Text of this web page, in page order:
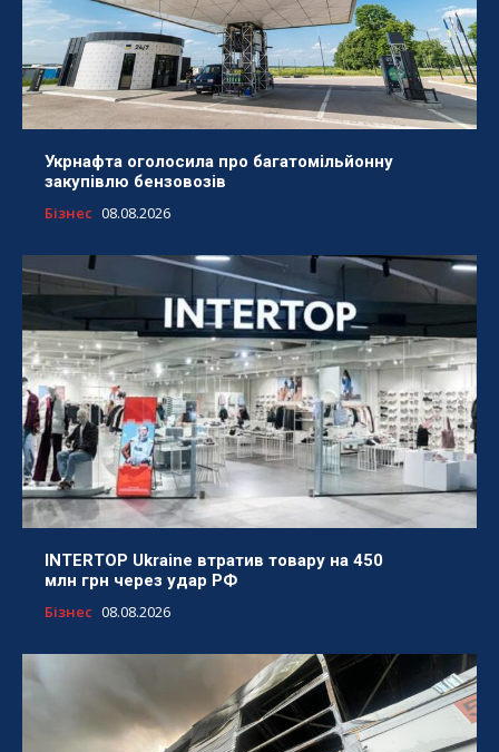
Укрнафта оголосила про багатомільйонну
закупівлю бензовозів
Бізнес 08.08.2026
INTERTOP Ukraine втратив товару на 450
млн грн через удар РФ
Бізнес 08.08.2026